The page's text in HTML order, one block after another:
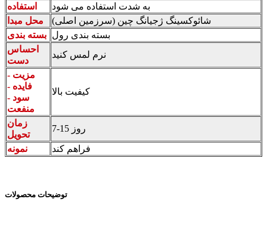
استفاده
به شدت استفاده می شود
محل مبدا
شائوکسینگ ژجیانگ چین (سرزمین اصلی)
بسته بندی بسته بندی رول
احساس
دست
نرم لمس کنید
مزیت -
فایده -
سود -
منفعت
کیفیت بالا
زمان
تحویل
7-15 روز
نمونه
فراهم کند
توضیحات محصولات